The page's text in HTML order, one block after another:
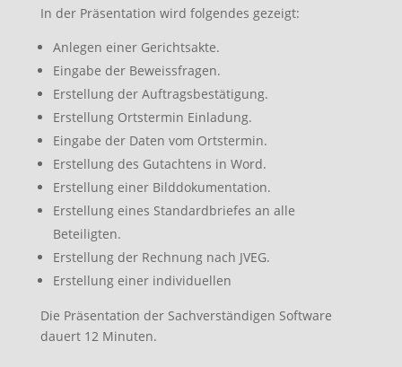
In der Präsentation wird folgendes gezeigt:
Anlegen einer Gerichtsakte.
Eingabe der Beweissfragen.
Erstellung der Auftragsbestätigung.
Erstellung Ortstermin Einladung.
Eingabe der Daten vom Ortstermin.
Erstellung des Gutachtens in Word.
Erstellung einer Bilddokumentation.
Erstellung eines Standardbriefes an alle
Beteiligten.
Erstellung der Rechnung nach JVEG.
Erstellung einer individuellen
Die Präsentation der Sachverständigen Software
dauert 12 Minuten.